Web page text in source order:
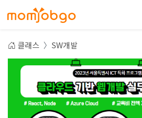
클래스 SW개발